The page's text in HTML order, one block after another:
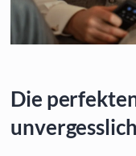
Die